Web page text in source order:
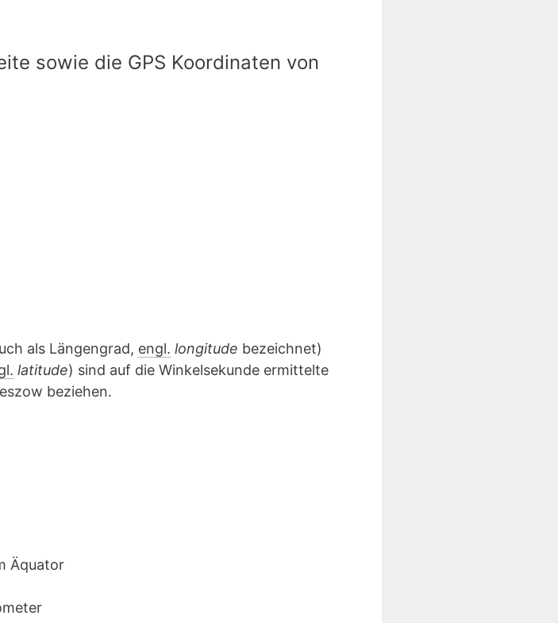
sowie die GPS Koordinaten von
als Längengrad, engl. longitude bezeichnet)
latitude) sind auf die Winkelsekunde ermittelte
beziehen.
Äquator